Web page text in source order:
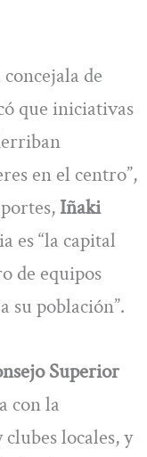
de
que iniciativas
en el centro”,
Iñaki
es “la capital
de equipos
su población”.
Superior
con la
locales, y